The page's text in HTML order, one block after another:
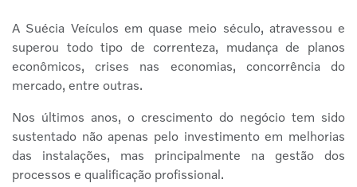
A Suécia Veículos em quase meio século, atravessou e
superou todo tipo de correnteza, mudança de planos
econômicos, crises nas economias, concorrência do
mercado, entre outras.
Nos últimos anos, o crescimento do negócio tem sido
sustentado não apenas pelo investimento em melhorias
das instalações, mas principalmente na gestão dos
processos e qualificação profissional.